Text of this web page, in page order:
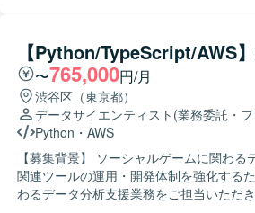
行います。 アプリ要員は、構築済みの
ンの設計・実装・検証を行い、FY25に
す。 【求める人物像】 自身の取り組み内容をドキュメントとして整理し、JiraやConfluenceな
どのツールを活用して知見として残して
グにおいて、実施した作業内容や検討事
がら進めていただける方を歓迎いたしま
い出し、主体的かつ能動的に動ける方にマッチするポジ
手自動車会社向けの先進的なシステム基
Kubernetesや各種ミドルウェア、
きます。 PoCからテストベッド環境の構
【Python/TypeScript/AWS
〜765,000円/月
渋谷区（東京都）
データサイエンティスト (業務委託・
Python ・ AWS
【募集背景】 ソーシャルゲームに関わ
関連ツールの運用・開発体制を強化するための募集です。 【作業内
わるデータ分析支援業務をご担当いただ